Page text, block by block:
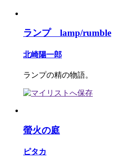
ランプ lamp/rumble
北崎陽一郎
ランプの精の物語。
螢火の庭
ピタカ